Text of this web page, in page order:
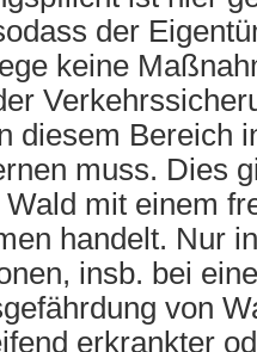
der
keine
diesem Bereich
muss. Dies
mit einem
handelt. Nur
insb. bei
von
erkrankter